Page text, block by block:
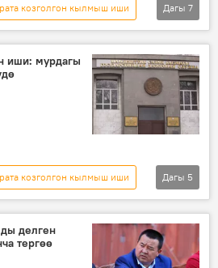
козголгон кылмыш иши
түрмө
Дагы 7
иши: мурдагы
козголгон кылмыш иши
Коом
Башкы прокуратура
Дагы 5
делген
тергөө